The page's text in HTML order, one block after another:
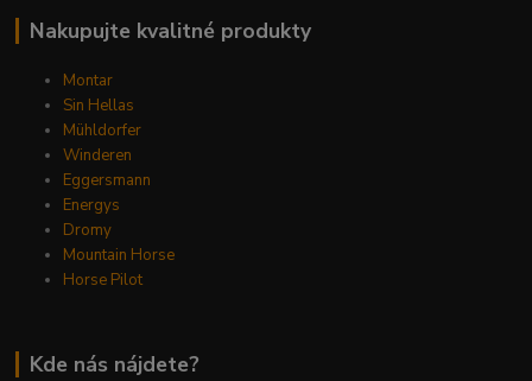
Nakupujte kvalitné produkty
Montar
Sin Hellas
Mühldorfer
Winderen
Eggersmann
Energys
Dromy
Mountain Horse
Horse Pilot
Kde nás nájdete?